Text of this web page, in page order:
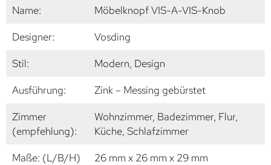
Name:
Möbelknopf VIS-A-VIS-Knob
Designer:
Vosding
Stil:
Modern, Design
Ausführung:
Zink – Messing gebürstet
Zimmer
(empfehlung):
Wohnzimmer, Badezimmer, Flur,
Küche, Schlafzimmer
Maße: (L/B/H)
26 mm x 26 mm x 29 mm